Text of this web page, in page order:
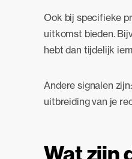
Ook bij specifieke
uitkomst bieden.
hebt dan tijdelijk
Andere signalen
uitbreiding van je